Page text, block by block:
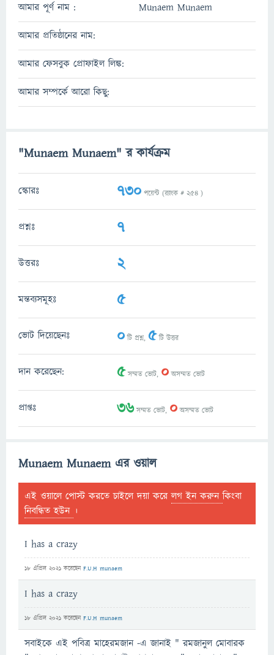
আমার পূর্ণ নাম : Munaem Munaem
আমার প্রতিষ্ঠানের নাম:
আমার ফেসবুক প্রোফাইল লিঙ্ক:
আমার সম্পর্কে আরো কিছু:
"Munaem Munaem" র কার্যক্রম
স্কোরঃ 730 পয়েন্ট (র‌্যাংক # 254 )
প্রশ্নঃ 7
উত্তরঃ 2
মন্তব্যসমূহঃ 5
ভোট দিয়েছেনঃ 0টি প্রশ্ন, 5টি উত্তর
দান করেছেন: 5সম্মত ভোট, 0অসম্মত ভোট
প্রাপ্তঃ 36সম্মত ভোট, 0অসম্মত ভোট
Munaem Munaem এর ওয়াল
এই ওয়ালে পোস্ট করতে চাইলে দয়া করেলগ ইন করুনকিংবা
নিবন্ধিত হউন ।
I has a crazy
18 এপ্রিল 2021 করেছেন F.U.H munaem
I has a crazy
18 এপ্রিল 2021 করেছেন F.U.H munaem
সবাইকে এই পবিত্র মাহেরমজান -এ জানাই " রমজানুল মোবারক